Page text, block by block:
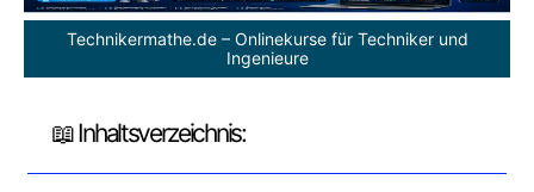
Technikermathe.de – Onlinekurse für Techniker und
Ingenieure
📖 Inhaltsverzeichnis: